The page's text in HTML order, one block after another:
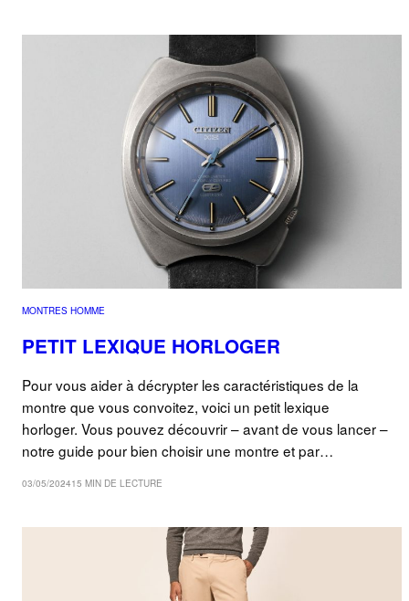
MONTRES HOMME
PETIT LEXIQUE HORLOGER
Pour vous aider à décrypter les caractéristiques de la
montre que vous convoitez, voici un petit lexique
horloger. Vous pouvez découvrir – avant de vous lancer –
notre guide pour bien choisir une montre et par…
03/05/202415 MIN DE LECTURE